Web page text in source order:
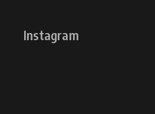
Instagram